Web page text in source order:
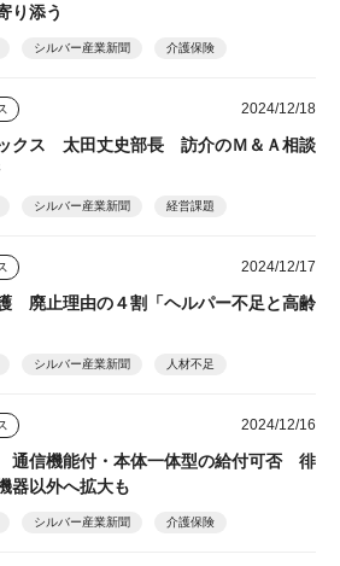
り添う
シルバー産業新聞 介護保険
2024/12/18
クス 太田丈史部長 訪介のＭ＆Ａ相談
シルバー産業新聞 経営課題
2024/12/17
廃止理由の４割「ヘルパー不足と高齢
シルバー産業新聞 人材不足
2024/12/16
通信機能付・本体一体型の給付可否 徘
器以外へ拡大も
シルバー産業新聞 介護保険